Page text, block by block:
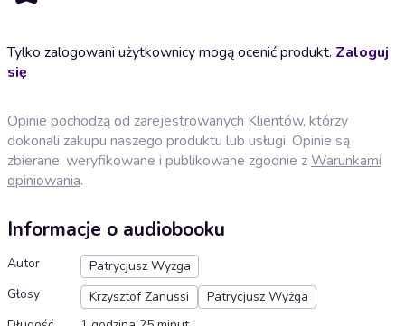
Tylko zalogowani użytkownicy mogą ocenić produkt. Zaloguj
się
Opinie pochodzą od zarejestrowanych Klientów, którzy
dokonali zakupu naszego produktu lub usługi. Opinie są
zbierane, weryfikowane i publikowane zgodnie zWarunkami
opiniowania.
Informacje o audiobooku
Autor
Patrycjusz Wyżga
Głosy
Krzysztof Zanussi
Patrycjusz Wyżga